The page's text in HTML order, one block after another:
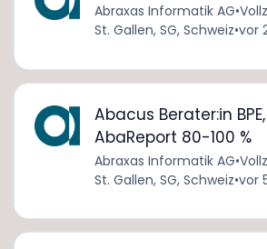
Abraxas Informatik AG•
St. Gallen, SG, Schweiz•vor
Abacus Berater:in BPE,
AbaReport 80-100 %
Abraxas Informatik AG•
St. Gallen, SG, Schweiz•vor